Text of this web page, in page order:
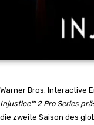
Warner Bros. Interactive
Injustice™ 2 Pro Series
die zweite Saison des